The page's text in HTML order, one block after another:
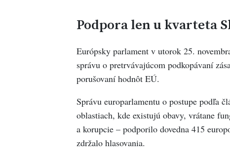
Podpora len u kvarteta
Európsky parlament v utorok 25.
správu o pretrvávajúcom podkopávaní
porušovaní hodnôt EÚ.
Správu europarlamentu o postupe podľa
oblastiach, kde existujú obavy, vrátane
a korupcie – podporilo dovedna 415
zdržalo hlasovania.